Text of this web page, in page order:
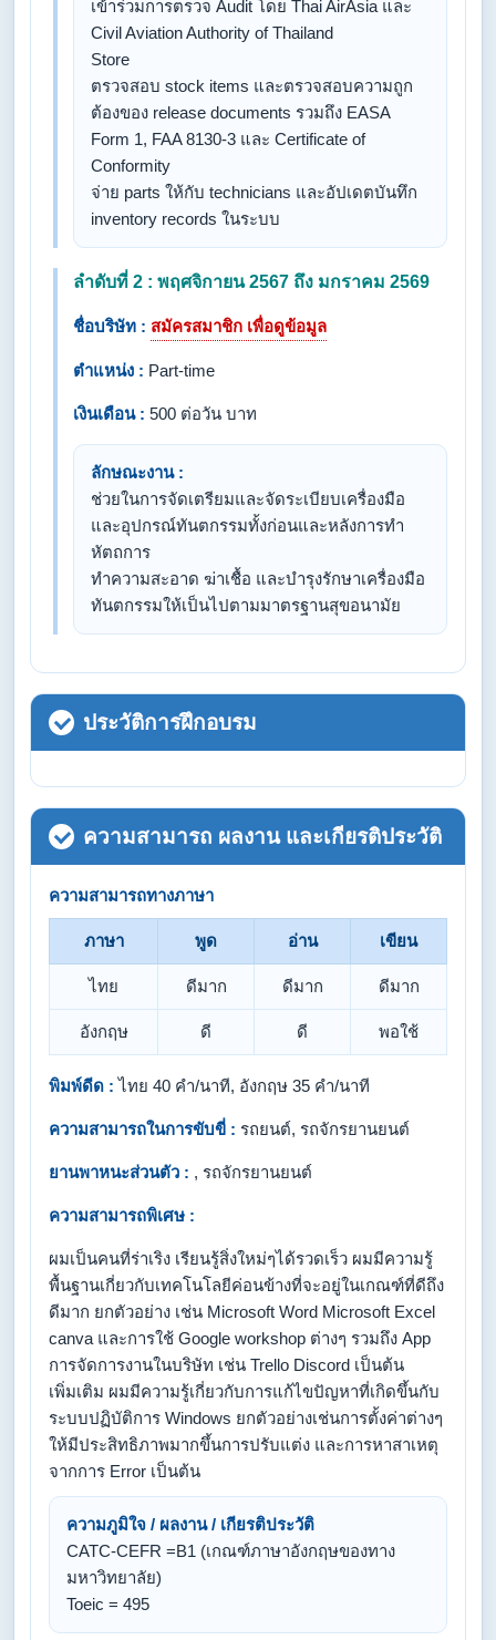
​เข้าร่วมการตรวจ Audit โดย Thai AirAsia และ
Civil Aviation Authority of Thailand
​Store
​ตรวจสอบ stock items และตรวจสอบความถูก
ต้องของ release documents รวมถึง EASA
Form 1, FAA 8130-3 และ Certificate of
Conformity
​จ่าย parts ให้กับ technicians และอัปเดตบันทึก
inventory records ในระบบ
ลำดับที่ 2 : พฤศจิกายน 2567 ถึง มกราคม 2569
ชื่อบริษัท : สมัครสมาชิก เพื่อดูข้อมูล
ตำแหน่ง : Part-time
เงินเดือน : 500 ต่อวัน บาท
ลักษณะงาน :
ช่วยในการจัดเตรียมและจัดระเบียบเครื่องมือ
และอุปกรณ์ทันตกรรมทั้งก่อนและหลังการทำ
หัตถการ
​ทำความสะอาด ฆ่าเชื้อ และบำรุงรักษาเครื่องมือ
ทันตกรรมให้เป็นไปตามมาตรฐานสุขอนามัย
ประวัติการฝึกอบรม
ความสามารถ ผลงาน และเกียรติประวัติ
ความสามารถทางภาษา
ภาษา พูด อ่าน เขียน
ไทย ดีมาก ดีมาก ดีมาก
อังกฤษ ดี ดี พอใช้
พิมพ์ดีด : ไทย 40 คำ/นาที, อังกฤษ 35 คำ/นาที
ความสามารถในการขับขี่ : รถยนต์, รถจักรยานยนต์
ยานพาหนะส่วนตัว : , รถจักรยานยนต์
ความสามารถพิเศษ :
ผมเป็นคนที่ร่าเริง เรียนรู้สิ่งใหม่ๆได้รวดเร็ว ผมมีความรู้
พื้นฐานเกี่ยวกับเทคโนโลยีค่อนข้างที่จะอยู่ในเกณฑ์ที่ดีถึง
ดีมาก ยกตัวอย่าง เช่น Microsoft Word Microsoft Excel
canva และการใช้ Google workshop ต่างๆ รวมถึง App
การจัดการงานในบริษัท เช่น Trello Discord เป็นต้น
เพิ่มเติม ผมมีความรู้เกี่ยวกับการแก้ไขปัญหาที่เกิดขึ้นกับ
ระบบปฏิบัติการ Windows ยกตัวอย่างเช่นการตั้งค่าต่างๆ
ให้มีประสิทธิภาพมากขึ้นการปรับแต่ง และการหาสาเหตุ
จากการ Error เป็นต้น
ความภูมิใจ / ผลงาน / เกียรติประวัติ
CATC-CEFR =B1 (เกณฑ์ภาษาอังกฤษของทาง
มหาวิทยาลัย)
Toeic = 495